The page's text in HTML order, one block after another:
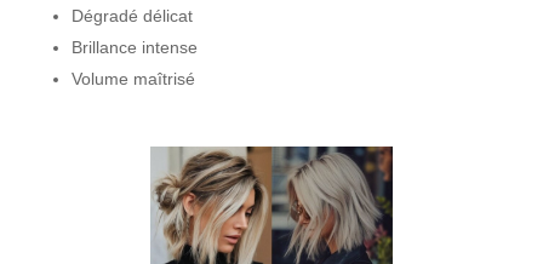
Dégradé délicat
Brillance intense
Volume maîtrisé